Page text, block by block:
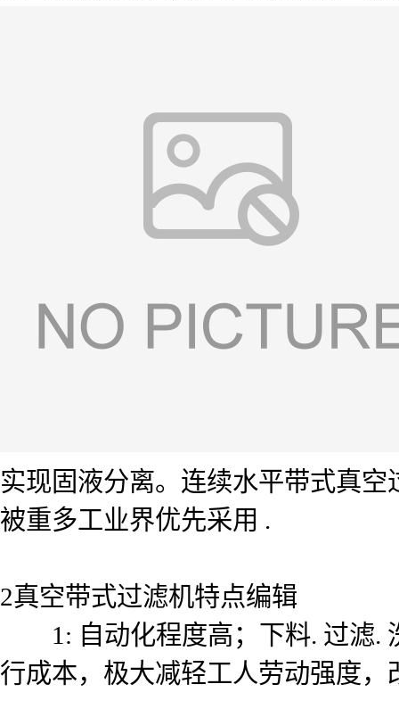
实现固液分离。连续水平带式真
被重多工业界优先采用 .
2真空带式过滤机特点编辑
1: 自动化程度高；下料. 过滤.
行成本，极大减轻工人劳动强度，